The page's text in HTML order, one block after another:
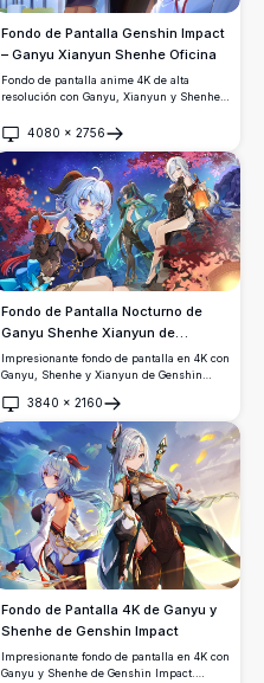
Fondo de Pantalla Genshin Impact
– Ganyu Xianyun Shenhe Oficina
Fondo de pantalla anime 4K de alta
resolución con Ganyu, Xianyun y Shenhe
de oficina, disfrutando de bebidas frías en
una azotea soleada con un hermoso
horizonte urbano de fondo.
4080 × 2756
Abrir
Fondo de Pantalla Nocturno de
Ganyu Shenhe Xianyun de
Genshin Impact
Impresionante fondo de pantalla en 4K con
Ganyu, Shenhe y Xianyun de Genshin
nocturno estrellado, rodeadas de árboles
otoñales rojos y linternas brillantes en un
estilo de arte anime bellamente detallado.
3840 × 2160
Abrir
Fondo de Pantalla 4K de Ganyu y
Shenhe de Genshin Impact
Impresionante fondo de pantalla en 4K con
Ganyu y Shenhe de Genshin Impact.